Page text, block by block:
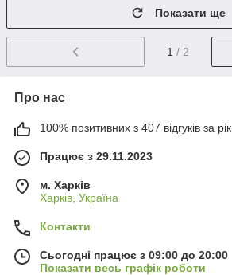
Показати ще
1 / 2
Про нас
100% позитивних з 407 відгуків за рік
Працює з 29.11.2023
м. Харків
Харків, Україна
Контакти
Сьогодні працює з 09:00 до 20:00
Показати весь графік роботи